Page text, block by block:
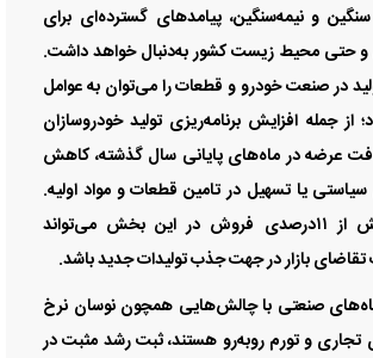
و نیمه‌‌سنگین، پیامدهای گسترده‌‌ای برای
و حتی ‌‌محیط زیست کشور به‌‌دنبال خواهد داشت.
در صنعت خودرو و قطعات را می‌توان به عوامل
از جمله افزایش برنامه‌ریزی تولید خودروسازان
عرضه در ماه‌های پایانی سال گذشته، کاهش
یا تسهیل در تامین قطعات و مواد اولیه.
همچنین رشد بیش از ۱۱درصدی فروش در این بخش می‌تواند
بازار در جهت جذب تولیدات جدید باشد.
صنعتی با چالش‌هایی همچون نوسان نرخ
تجاری و تورم روبه‌رو هستند، ثبت رشد مثبت در